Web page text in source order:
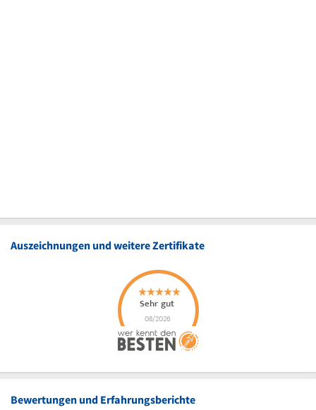
Auszeichnungen und weitere Zertifikate
Bewertungen und Erfahrungsberichte